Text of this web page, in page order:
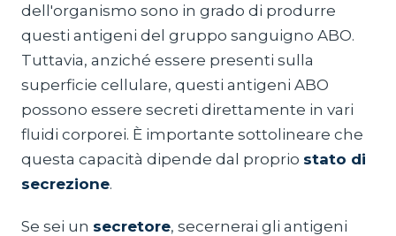
dell'organismo sono in grado di produrre
questi antigeni del gruppo sanguigno ABO.
Tuttavia, anziché essere presenti sulla
superficie cellulare, questi antigeni ABO
possono essere secreti direttamente in vari
fluidi corporei. È importante sottolineare che
questa capacità dipende dal proprio stato di
secrezione.
Se sei un secretore, secernerai gli antigeni